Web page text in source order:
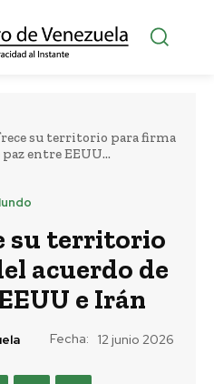
su territorio para firma
entre EEUU...
su territorio
acuerdo de
e Irán
Fecha: 12 junio 2026